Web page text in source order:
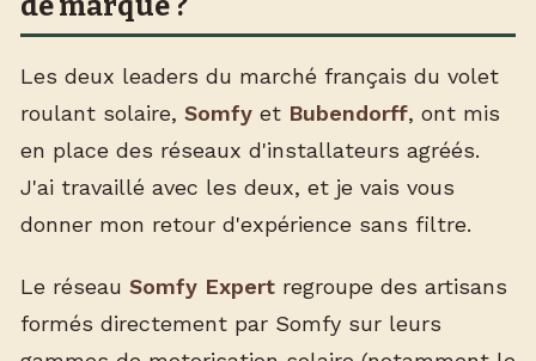
Les deux leaders du marché français du volet
roulant solaire, Somfy et Bubendorff, ont mis
en place des réseaux d'installateurs agréés.
J'ai travaillé avec les deux, et je vais vous
donner mon retour d'expérience sans filtre.
Le réseau Somfy Expert regroupe des artisans
formés directement par Somfy sur leurs